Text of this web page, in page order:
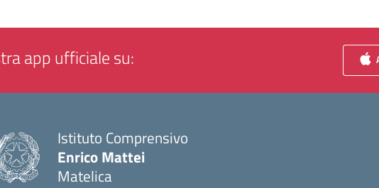
app ufficiale su:
Istituto Comprensivo
Enrico Mattei
Matelica